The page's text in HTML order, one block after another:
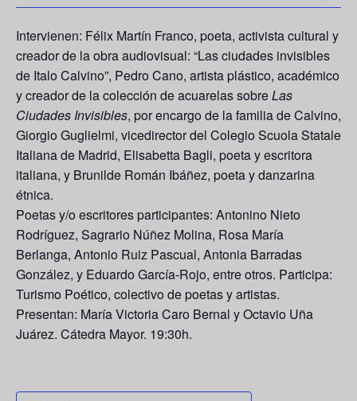
Intervienen: Félix Martín Franco, poeta, activista cultural y
creador de la obra audiovisual: “Las ciudades invisibles
de Italo Calvino”, Pedro Cano, artista plástico, académico
y creador de la colección de acuarelas sobreLas
Ciudades Invisibles, por encargo de la familia de Calvino,
Giorgio Guglielmi, vicedirector del Colegio Scuola Statale
Italiana de Madrid, Elisabetta Bagli, poeta y escritora
italiana, y Brunilde Román Ibáñez, poeta y danzarina
étnica.
Poetas y/o escritores participantes: Antonino Nieto
Rodríguez, Sagrario Núñez Molina, Rosa María
Berlanga, Antonio Ruiz Pascual, Antonia Barradas
González, y Eduardo García-Rojo, entre otros. Participa:
Turismo Poético, colectivo de poetas y artistas.
Presentan: María Victoria Caro Bernal y Octavio Uña
Juárez. Cátedra Mayor. 19:30h.